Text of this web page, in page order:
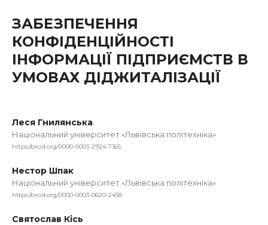
ЗАБЕЗПЕЧЕННЯ
КОНФІДЕНЦІЙНОСТІ
ІНФОРМАЦІЇ ПІДПРИЄМСТВ В
УМОВАХ ДІДЖИТАЛІЗАЦІЇ
Леся Гнилянська
Національний університет «Львівська політехніка»
https://orcid.org/0000-0003-2924-7165
Нестор Шпак
Національний університет «Львівська політехніка»
https://orcid.org/0000-0003-0620-2458
Святослав Кісь